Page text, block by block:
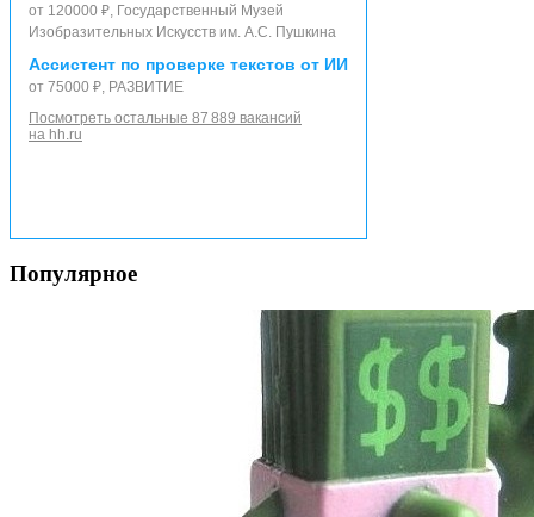
от 120000 ₽, Государственный Музей
Изобразительных Искусств им. А.С. Пушкина
Ассистент по проверке текстов от ИИ
от 75000 ₽, РАЗВИТИЕ
Посмотреть остальные 87 889 вакансий
на hh.ru
Популярное